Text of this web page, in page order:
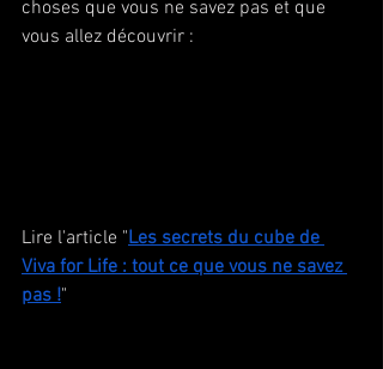
choses que vous ne savez pas et que
vous allez découvrir :
Lire l'article "Les secrets du cube de
Viva for Life : tout ce que vous ne savez
pas !"